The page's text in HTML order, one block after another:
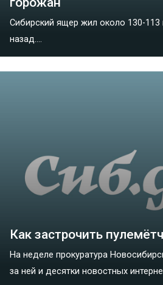
Сибирский ящер жил около 130-113
назад....
Как застрочить
На неделе прокуратура
за ней и десятки новостных